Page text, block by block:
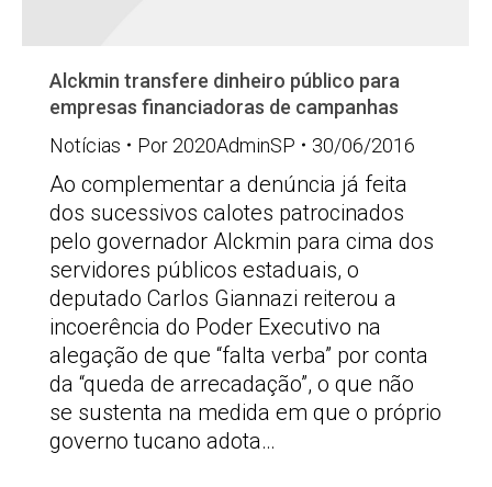
Alckmin transfere dinheiro público para
empresas financiadoras de campanhas
Notícias
Por 2020AdminSP 30/06/2016
Ao complementar a denúncia já feita
dos sucessivos calotes patrocinados
pelo governador Alckmin para cima dos
servidores públicos estaduais, o
deputado Carlos Giannazi reiterou a
incoerência do Poder Executivo na
alegação de que “falta verba” por conta
da “queda de arrecadação”, o que não
se sustenta na medida em que o próprio
governo tucano adota…